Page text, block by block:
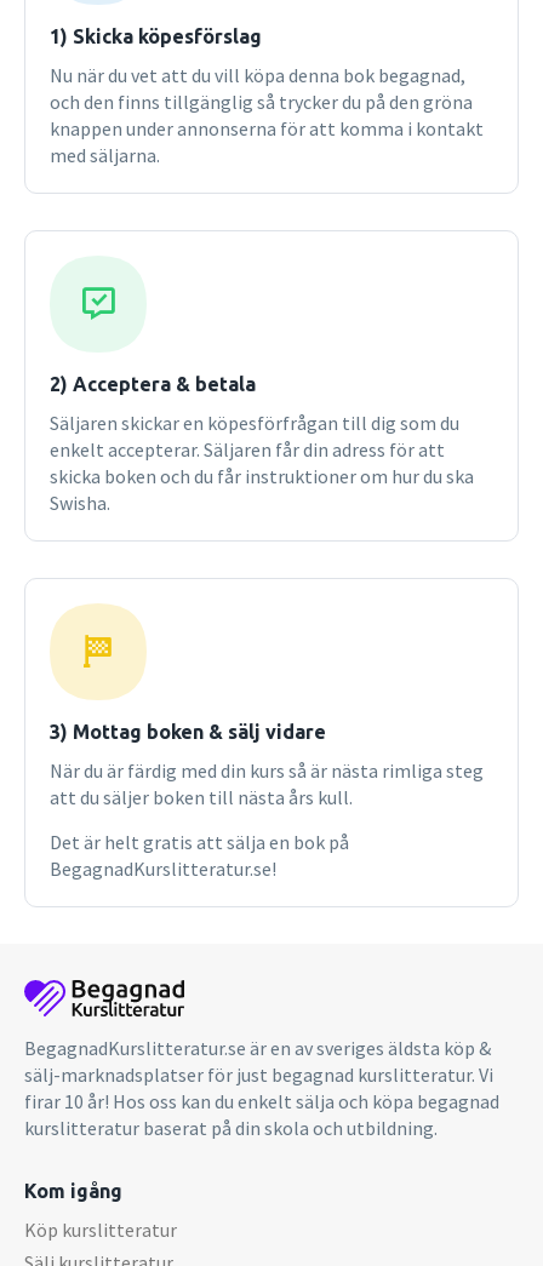
1) Skicka köpesförslag
Nu när du vet att du vill köpa denna bok begagnad,
och den finns tillgänglig så trycker du på den gröna
knappen under annonserna för att komma i kontakt
med säljarna.
2) Acceptera & betala
Säljaren skickar en köpesförfrågan till dig som du
enkelt accepterar. Säljaren får din adress för att
skicka boken och du får instruktioner om hur du ska
Swisha.
3) Mottag boken & sälj vidare
När du är färdig med din kurs så är nästa rimliga steg
att du säljer boken till nästa års kull.
Det är helt gratis att sälja en bok på
BegagnadKurslitteratur.se!
BegagnadKurslitteratur.se är en av sveriges äldsta köp &
sälj-marknadsplatser för just begagnad kurslitteratur. Vi
firar 10 år! Hos oss kan du enkelt sälja och köpa begagnad
kurslitteratur baserat på din skola och utbildning.
Kom igång
Köp kurslitteratur